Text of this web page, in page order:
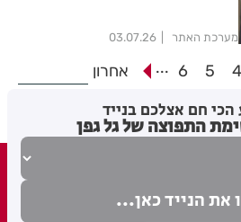
מערכת האתר 03.07.26
4
5
6
... אחרון
חם אצלכם בנייד
התפוצה של גל גפן